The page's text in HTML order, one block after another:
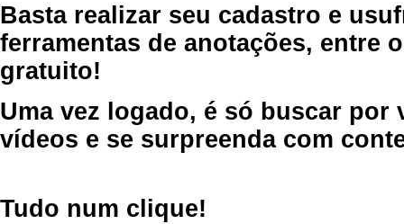
Basta realizar seu cadastro e
ferramentas de anotações, entre
gratuito!
Uma vez logado, é só buscar por
vídeos e se surpreenda com
Tudo num clique!